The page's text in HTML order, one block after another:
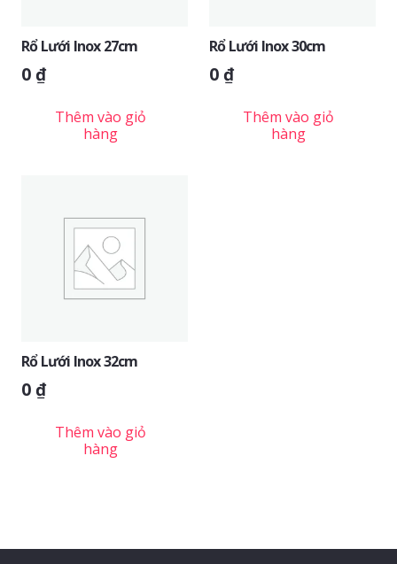
Rổ Lưới Inox 27cm
0₫
Thêm vào giỏ
hàng
Rổ Lưới Inox 30cm
0₫
Thêm vào giỏ
hàng
Rổ Lưới Inox 32cm
0₫
Thêm vào giỏ
hàng